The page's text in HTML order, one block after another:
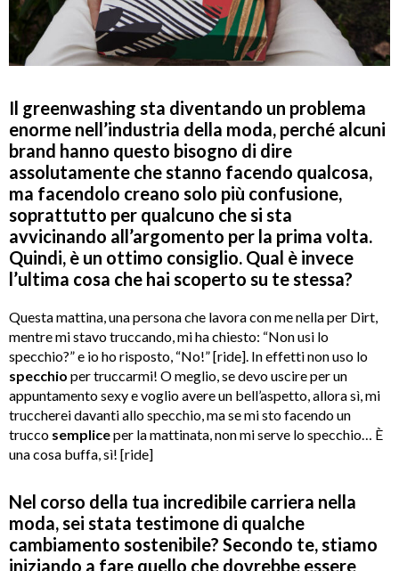
Il greenwashing sta diventando un problema
enorme nell’industria della moda, perché alcuni
brand hanno questo bisogno di dire
assolutamente che stanno facendo qualcosa,
ma facendolo creano solo più confusione,
soprattutto per qualcuno che si sta
avvicinando all’argomento per la prima volta.
Quindi, è un ottimo consiglio. Qual è invece
l’ultima cosa che hai scoperto su te stessa?
Questa mattina, una persona che lavora con me nella per Dirt,
mentre mi stavo truccando, mi ha chiesto: “Non usi lo
specchio?” e io ho risposto, “No!” [ride]. In effetti non uso lo
specchio per truccarmi! O meglio, se devo uscire per un
appuntamento sexy e voglio avere un bell’aspetto, allora sì, mi
truccherei davanti allo specchio, ma se mi sto facendo un
trucco sempliceper la mattinata, non mi serve lo specchio… È
una cosa buffa, sì! [ride]
Nel corso della tua incredibile carriera nella
moda, sei stata testimone di qualche
cambiamento sostenibile? Secondo te, stiamo
iniziando a fare quello che dovrebbe essere